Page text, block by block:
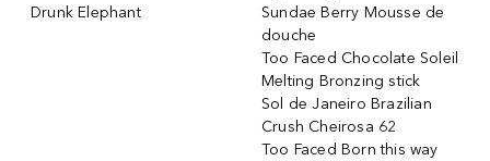
Drunk Elephant
Sundae Berry Mousse de
douche
Too Faced Chocolate Soleil
Melting Bronzing stick
Sol de Janeiro Brazilian
Crush Cheirosa 62
Too Faced Born this way